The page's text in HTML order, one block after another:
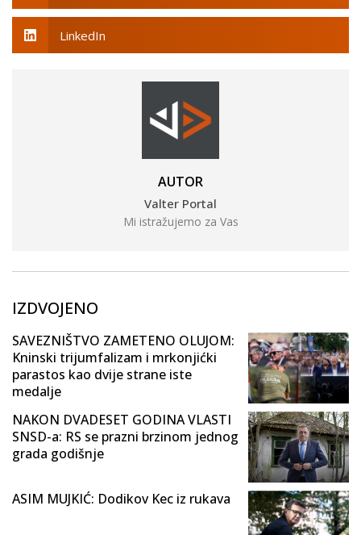
LinkedIn
AUTOR
Valter Portal
Mi istražujemo za Vas
IZDVOJENO
SAVEZNIŠTVO ZAMETENO OLUJOM:
Kninski trijumfalizam i mrkonjićki
parastos kao dvije strane iste
medalje
NAKON DVADESET GODINA VLASTI
SNSD-a: RS se prazni brzinom jednog
grada godišnje
ASIM MUJKIĆ: Dodikov Kec iz rukava